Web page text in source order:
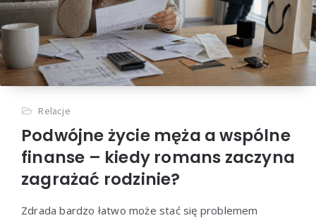
Relacje
Podwójne życie męża a wspólne
finanse – kiedy romans zaczyna
zagrażać rodzinie?
Zdrada bardzo łatwo może stać się problemem